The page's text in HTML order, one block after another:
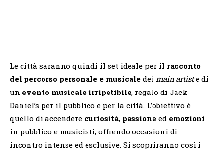
Le città saranno quindi il set ideale per il racconto
del percorso personale e musicale dei main artiste di
un evento musicale irripetibile, regalo di Jack
Daniel’s per il pubblico e per la città. L’obiettivo è
quello di accendere curiosità, passione ed emozioni
in pubblico e musicisti, offrendo occasioni di
incontro intense ed esclusive. Si scopriranno così i